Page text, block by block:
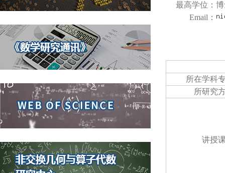
最高学位：
Email：
所在学科
所研究
讲授